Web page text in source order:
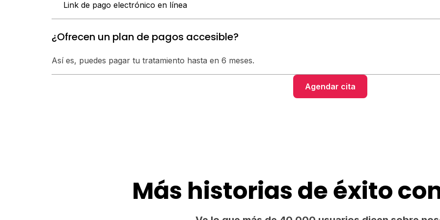
Link de pago electrónico en línea
¿Ofrecen un plan de pagos accesible?
Así es, puedes pagar tu tratamiento hasta en 6 meses.
Agendar cita
Más historias de éxito